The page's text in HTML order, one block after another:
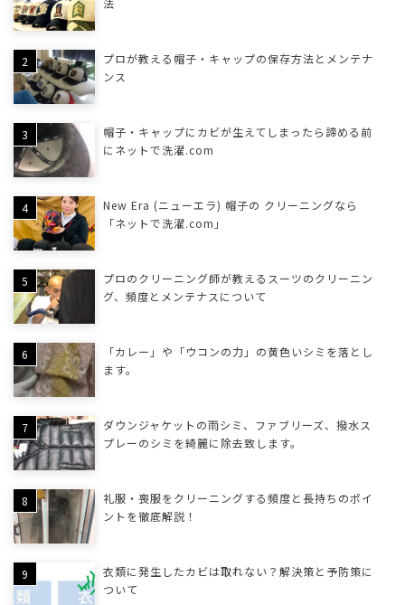
プロが教える帽子・キャップの保存方法とメンテナ
ンス
帽子・キャップにカビが生えてしまったら諦める前
にネットで洗濯.com
New Era (ニューエラ) 帽子の クリーニングなら
「ネットで洗濯.com」
プロのクリーニング師が教えるスーツのクリーニン
グ、頻度とメンテナスについて
「カレー」や「ウコンの力」の黄色いシミを落とし
ます。
ダウンジャケットの雨シミ、ファブリーズ、撥水ス
プレーのシミを綺麗に除去致します。
礼服・喪服をクリーニングする頻度と長持ちのポイ
ントを徹底解説！
衣類に発生したカビは取れない？解決策と予防策に
ついて